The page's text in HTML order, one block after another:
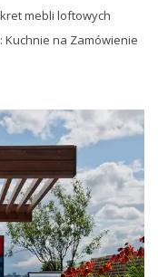
mebli loftowych
Kuchnie na Zamówienie